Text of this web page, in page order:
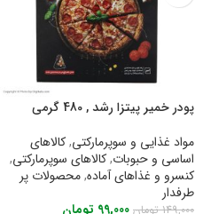
پودر خمیر پیتزا رشد , 480 گرمی
مواد غذایی و سوپرمارکتی,کالاهای
اساسی و حبوبات,کالاهای سوپرمارکتی,
کنسرو و غذاهای آماده,محصولات پر
طرفدار
99,000 تومان